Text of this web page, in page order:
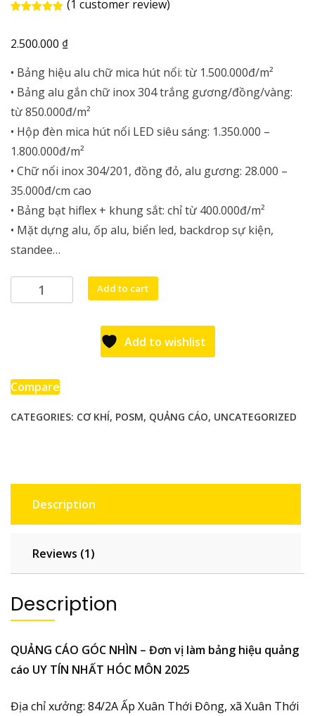
based on
customer
(1 customer review)
2.500.000 ₫
• Bảng hiệu alu chữ mica hút nổi: từ 1.500.000đ/m²
• Bảng alu gắn chữ inox 304 trắng gương/đồng/vàng:
từ 850.000đ/m²
• Hộp đèn mica hút nổi LED siêu sáng: 1.350.000 –
1.800.000đ/m²
• Chữ nổi inox 304/201, đồng đỏ, alu gương: 28.000 –
35.000đ/cm cao
• Bảng bạt hiflex + khung sắt: chỉ từ 400.000đ/m²
• Mặt dựng alu, ốp alu, biển led, backdrop sự kiện,
standee…
bảng
Môn
Add to cart
Add to wishlist
Compare
CATEGORIES: CƠ KHÍ, POSM, QUẢNG CÁO, UNCATEGORIZED
Description
Reviews (1)
Description
QUẢNG CÁO GÓC NHÌN – Đơn vị làm bảng hiệu quảng
cáo UY TÍN NHẤT HÓC MÔN 2025
Địa chỉ xưởng: 84/2A Ấp Xuân Thới Đông, xã Xuân Thới